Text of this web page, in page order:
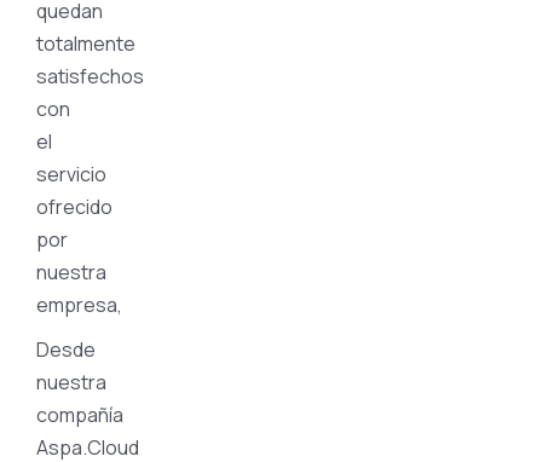
quedan
totalmente
satisfechos
con
el
servicio
ofrecido
por
nuestra
empresa,
Desde
nuestra
compañía
Aspa.Cloud